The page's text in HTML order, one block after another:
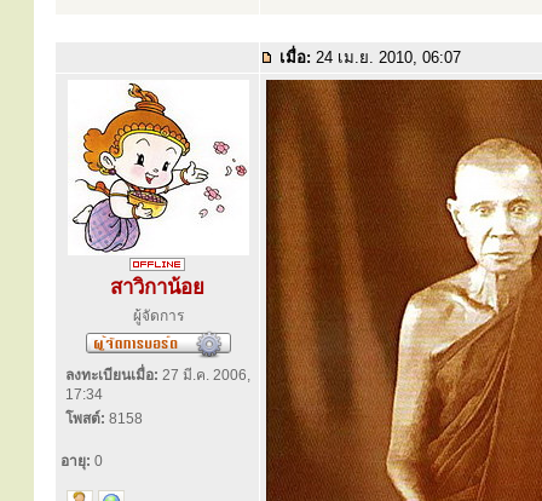
เมื่อ: 24 เม.ย. 2010, 06:07
สาวิกาน้อย
ผู้จัดการ
ลงทะเบียนเมื่อ: 27 มี.ค. 2006,
17:34
โพสต์: 8158
อายุ: 0